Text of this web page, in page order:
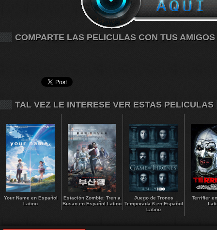
COMPARTE LAS PELICULAS CON TUS AMIGOS
TAL VEZ LE INTERESE VER ESTAS PELICULAS
Your Name en Español
Latino
Estación Zombie: Tren a
Busan en Español Latino
Juego de Tronos
Temporada 6 en Español
Latino
Terrifier